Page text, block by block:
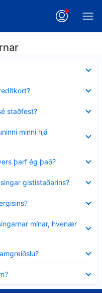
staðfest?
minni hjá
þarf ég það?
gististaðarins?
mínar, hvenær